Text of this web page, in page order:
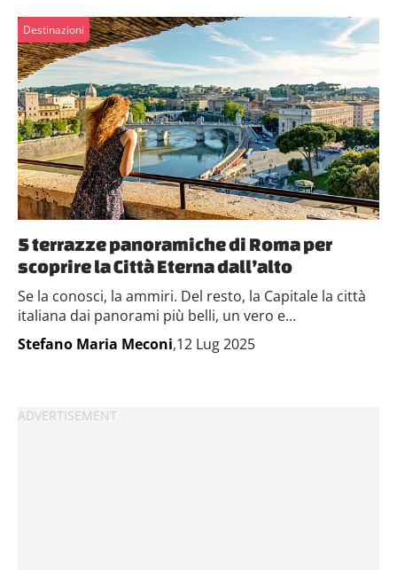
Destinazioni
5 terrazze panoramiche di Roma per
scoprire la Città Eterna dall’alto
Se la conosci, la ammiri. Del resto, la Capitale la città
italiana dai panorami più belli, un vero e...
Stefano Maria Meconi,12 Lug 2025